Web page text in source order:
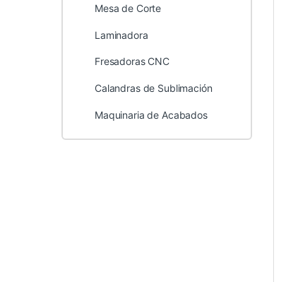
Mesa de Corte
Laminadora
Fresadoras CNC
Calandras de Sublimación
Maquinaria de Acabados